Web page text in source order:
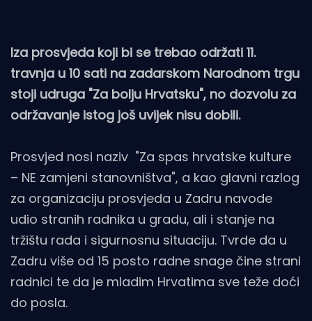
Iza prosvjeda koji bi se trebao održati 11.
travnja u 10 sati na zadarskom Narodnom trgu
stoji udruga "Za bolju Hrvatsku", no dozvolu za
održavanje istog još uvijek nisu dobili.
Prosvjed nosi naziv "Za spas hrvatske kulture
– NE zamjeni stanovništva", a kao glavni razlog
za organizaciju prosvjeda u Zadru navode
udio stranih radnika u gradu, ali i stanje na
tržištu rada i sigurnosnu situaciju. Tvrde da u
Zadru više od 15 posto radne snage čine strani
radnici te da je mladim Hrvatima sve teže doći
do posla.